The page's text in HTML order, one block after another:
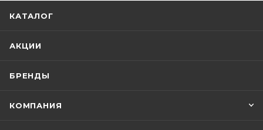
КАТАЛОГ
АКЦИИ
БРЕНДЫ
КОМПАНИЯ